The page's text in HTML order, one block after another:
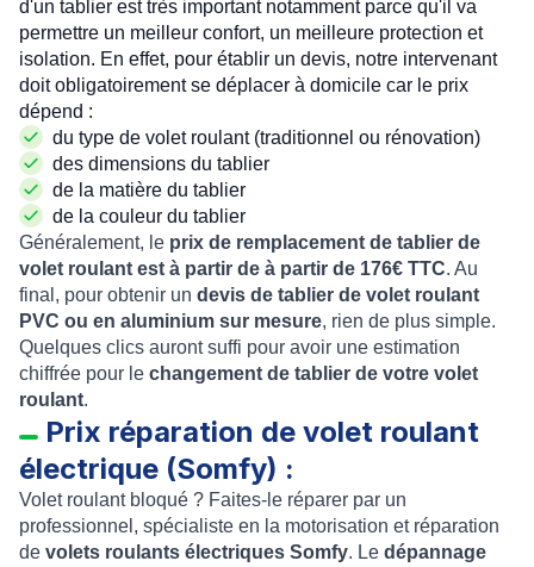
d'un tablier est très important notamment parce qu'il va
permettre un meilleur confort, un meilleure protection et
isolation. En effet, pour établir un devis, notre intervenant
doit obligatoirement se déplacer à domicile car le prix
dépend :
du type de volet roulant (traditionnel ou rénovation)
des dimensions du tablier
de la matière du tablier
de la couleur du tablier
Généralement, le prix de remplacement de tablier de
volet roulant est à partir de à partir de 176€ TTC. Au
final, pour obtenir un devis de tablier de volet roulant
PVC ou en aluminium sur mesure, rien de plus simple.
Quelques clics auront suffi pour avoir une estimation
chiffrée pour le changement de tablier de votre volet
roulant.
Prix réparation de volet roulant
électrique (Somfy) :
Volet roulant bloqué ? Faites-le réparer par un
professionnel, spécialiste en la motorisation et réparation
de volets roulants électriques Somfy. Le dépannage